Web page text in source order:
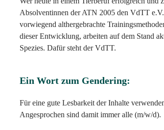
Absolventinnen der ATN 2005 den VdTT
vorwiegend althergebrachte
dieser Entwicklung, arbeiten auf dem Stand
Spezies. Dafür steht der VdTT.
Ein Wort zum Gendering:
Für eine gute Lesbarkeit der Inhalte
Angesprochen sind damit immer alle (m/w/d).